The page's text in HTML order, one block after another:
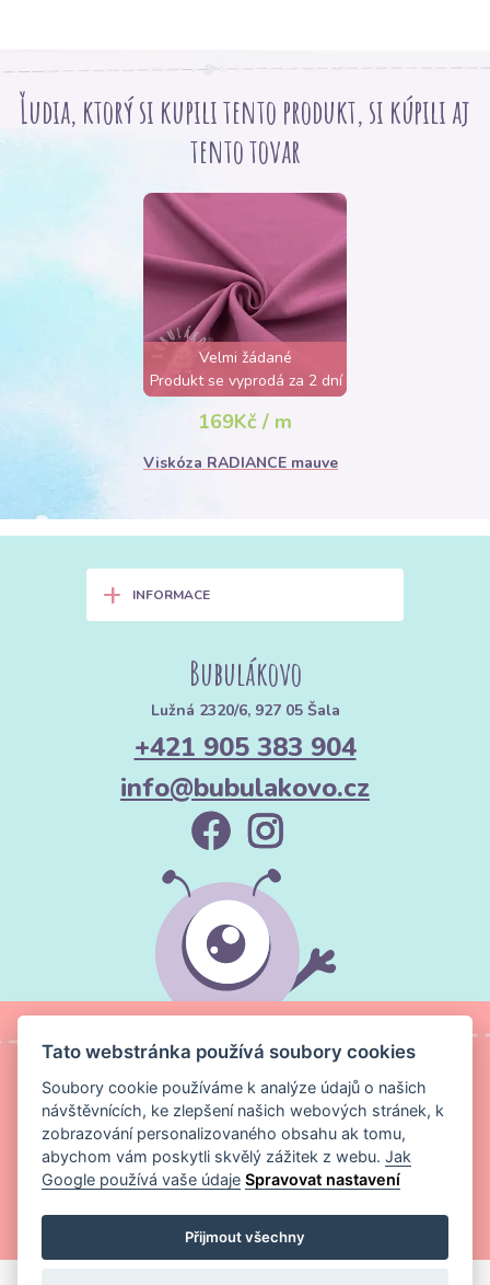
Ľudia, ktorý si kupili tento produkt, si kúpili aj
tento tovar
Velmi žádané
Produkt se vyprodá za 2 dní
169Kč / m
Viskóza RADIANCE mauve
+ INFORMACE
Bubulákovo
Lužná 2320/6, 927 05 Šala
+421 905 383 904
info@bubulakovo.cz
2026 Všechna práva vyhrazena
Tato webstránka používá soubory cookies
Soubory cookie používáme k analýze údajů o našich
návštěvnících, ke zlepšení našich webových stránek, k
zobrazování personalizovaného obsahu ak tomu,
abychom vám poskytli skvělý zážitek z webu.Jak
Google používá vaše údaje Spravovat nastavení
Přijmout všechny